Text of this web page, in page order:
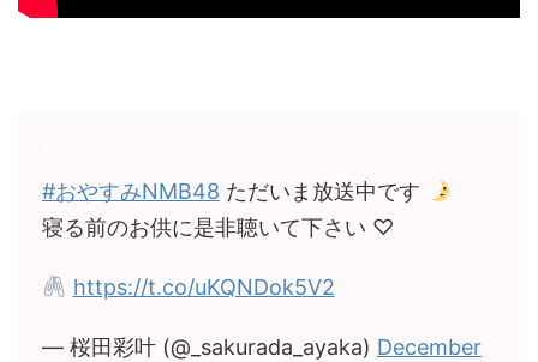
#おやすみNMB48 ただいま放送中です
寝る前のお供に是非聴いて下さい ♡
https://t.co/uKQNDok5V2
— 桜田彩叶 (@_sakurada_ayaka) December